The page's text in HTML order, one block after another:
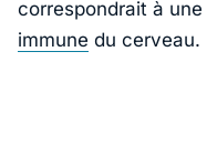
correspondrait à une
immune du cerveau.